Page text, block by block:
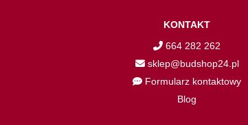
KONTAKT
664 282 262
sklep@budshop24.pl
Formularz kontaktowy
Blog